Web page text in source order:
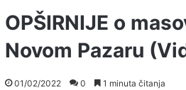
OPŠIRNIJE o
Novom Pazaru
01/02/2022 0 1 minuta čitanja